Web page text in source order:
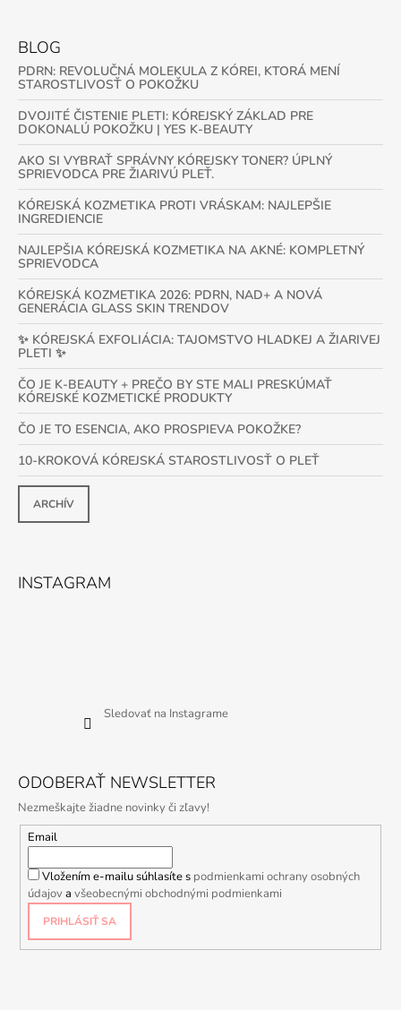
BLOG
PDRN: REVOLUČNÁ MOLEKULA Z KÓREI, KTORÁ MENÍ
STAROSTLIVOSŤ O POKOŽKU
DVOJITÉ ČISTENIE PLETI: KÓREJSKÝ ZÁKLAD PRE
DOKONALÚ POKOŽKU | YES K-BEAUTY
AKO SI VYBRAŤ SPRÁVNY KÓREJSKY TONER? ÚPLNÝ
SPRIEVODCA PRE ŽIARIVÚ PLEŤ.
KÓREJSKÁ KOZMETIKA PROTI VRÁSKAM: NAJLEPŠIE
INGREDIENCIE
NAJLEPŠIA KÓREJSKÁ KOZMETIKA NA AKNÉ: KOMPLETNÝ
SPRIEVODCA
KÓREJSKÁ KOZMETIKA 2026: PDRN, NAD+ A NOVÁ
GENERÁCIA GLASS SKIN TRENDOV
✨ KÓREJSKÁ EXFOLIÁCIA: TAJOMSTVO HLADKEJ A ŽIARIVEJ
PLETI ✨
ČO JE K-BEAUTY + PREČO BY STE MALI PRESKÚMAŤ
KÓREJSKÉ KOZMETICKÉ PRODUKTY
ČO JE TO ESENCIA, AKO PROSPIEVA POKOŽKE?
10-KROKOVÁ KÓREJSKÁ STAROSTLIVOSŤ O PLEŤ
ARCHÍV
INSTAGRAM
Sledovať na Instagrame
ODOBERAŤ NEWSLETTER
Nezmeškajte žiadne novinky či zľavy!
Email
Vložením e-mailu súhlasíte s podmienkami ochrany osobných
údajovavšeobecnými obchodnými podmienkami
PRIHLÁSIŤ SA